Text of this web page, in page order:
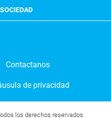
SOCIEDAD
Contactanos
de privacidad
los derechos reservados.